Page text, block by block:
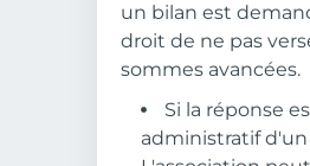
un bilan est
droit de ne pas
sommes avancées.
Si la réponse
administratif d'un